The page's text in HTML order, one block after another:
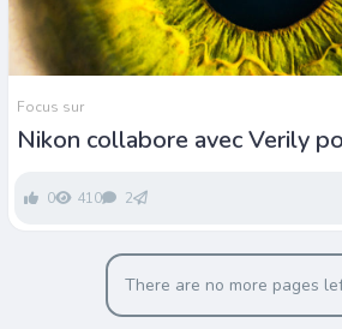
Focus sur
Nikon collabore avec Verily
0 410 2
There are no more pages